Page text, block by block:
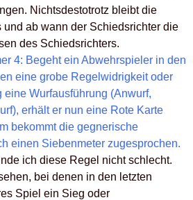
Nichtsdestotrotz bleibt die
ab wann der Schiedsrichter die
des Schiedsrichters.
4: Begeht ein Abwehrspieler in den
eine grobe Regelwidrigkeit oder
Wurfausführung (Anwurf,
erhält er nun eine Rote Karte
bekommt die gegnerische
einen Siebenmeter zugesprochen.
ich diese Regel nicht schlecht.
bei denen in den letzten
Spiel ein Sieg oder